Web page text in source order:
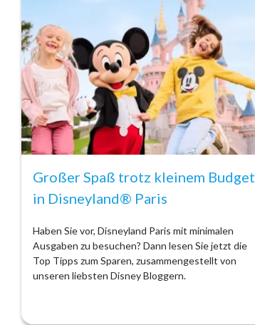
Großer Spaß trotz kleinem Budget
in Disneyland® Paris
Haben Sie vor, Disneyland Paris mit minimalen
Ausgaben zu besuchen? Dann lesen Sie jetzt die
Top Tipps zum Sparen, zusammengestellt von
unseren liebsten Disney Bloggern.